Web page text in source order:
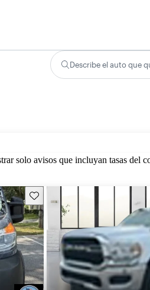
Describe el auto que
solo avisos que incluyan tasas del
Guarda este Aviso